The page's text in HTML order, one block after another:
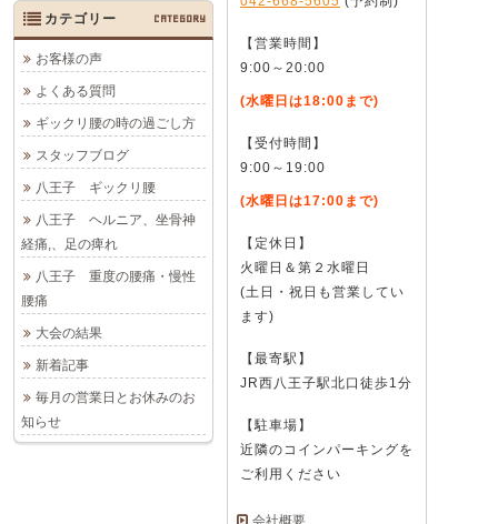
【営業時間】
9:00～20:00
(水曜日は18:00まで)
【受付時間】
9:00～19:00
(水曜日は17:00まで)
【定休日】
火曜日＆第２水曜日
(土日・祝日も営業してい
ます)
【最寄駅】
JR西八王子駅北口徒歩1分
【駐車場】
近隣のコインパーキングを
ご利用ください
会社概要
カテゴリー CATEGORY
お客様の声
よくある質問
ギックリ腰の時の過ごし方
スタッフブログ
八王子 ギックリ腰
八王子 ヘルニア、坐骨神
経痛,、足の痺れ
八王子 重度の腰痛・慢性
腰痛
大会の結果
新着記事
毎月の営業日とお休みのお
知らせ